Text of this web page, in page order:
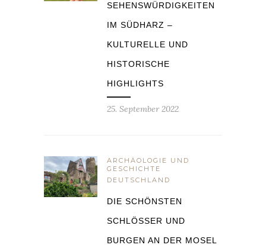
SEHENSWÜRDIGKEITEN
IM SÜDHARZ –
KULTURELLE UND
HISTORISCHE
HIGHLIGHTS
25. September 2022
ARCHÄOLOGIE UND
GESCHICHTE
DEUTSCHLAND
DIE SCHÖNSTEN
SCHLÖSSER UND
BURGEN AN DER MOSEL